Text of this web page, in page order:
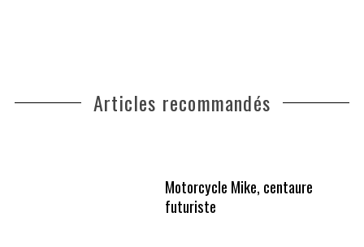
Articles recommandés
Motorcycle Mike, centaure
futuriste